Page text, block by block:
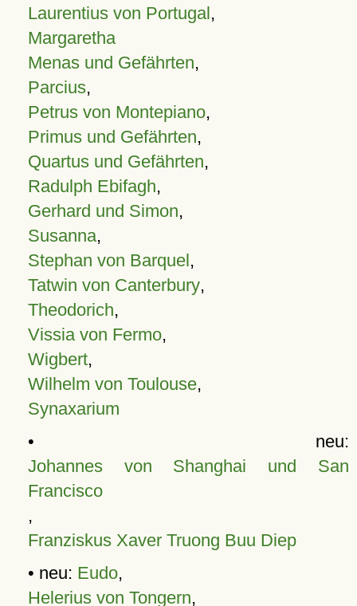
Laurentius von Portugal,
Margaretha
Menas und Gefährten,
Parcius,
Petrus von Montepiano,
Primus und Gefährten,
Quartus und Gefährten,
Radulph Ebifagh,
Gerhard und Simon,
Susanna,
Stephan von Barquel,
Tatwin von Canterbury,
Theodorich,
Vissia von Fermo,
Wigbert,
Wilhelm von Toulouse,
Synaxarium
• neu:
Johannes von Shanghai und San
Francisco
,
Franziskus Xaver Truong Buu Diep
• neu: Eudo,
Helerius von Tongern,